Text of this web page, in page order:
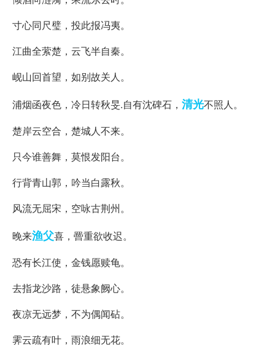
寸心同尺璧，投此报冯夷。
江曲全萦楚，云飞半自秦。
岘山回首望，如别故关人。
浦烟函夜色，冷日转秋旻.自有沈碑石， 清光不照人。
楚岸云空合，楚城人不来。
只今谁善舞，莫恨发阳台。
行背青山郭，吟当白露秋。
风流无屈宋，空咏古荆州。
晚来渔父喜，罾重欲收迟。
恐有长江使，金钱愿赎龟。
去指龙沙路，徒悬象阙心。
夜凉无远梦，不为偶闻砧。
霁云疏有叶，雨浪细无花。